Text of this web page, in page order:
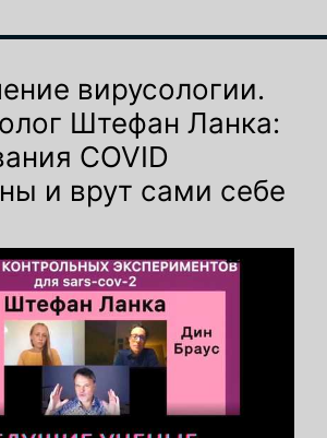
вирусологии.
Штефан Ланка:
COVID
и врут сами себе